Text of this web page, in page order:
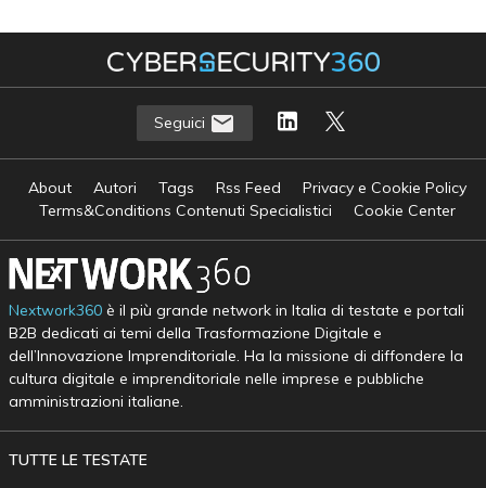
Seguici
About Autori Tags Rss Feed
Privacy e Cookie Policy
Terms&Conditions Contenuti Specialistici
Cookie Center
Nextwork360è il più grande network in Italia di testate e portali
B2B dedicati ai temi della Trasformazione Digitale e
dell’Innovazione Imprenditoriale. Ha la missione di diffondere la
cultura digitale e imprenditoriale nelle imprese e pubbliche
amministrazioni italiane.
TUTTE LE TESTATE